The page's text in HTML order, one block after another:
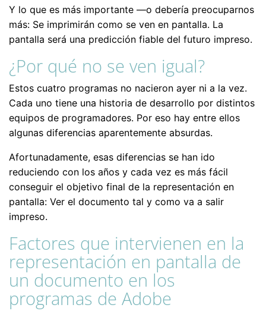
Y lo que es más importante —o debería preocuparnos
más: Se imprimirán como se ven en pantalla. La
pantalla será una predicción fiable del futuro impreso.
¿Por qué no se ven igual?
Estos cuatro programas no nacieron ayer ni a la vez.
Cada uno tiene una historia de desarrollo por distintos
equipos de programadores. Por eso hay entre ellos
algunas diferencias aparentemente absurdas.
Afortunadamente, esas diferencias se han ido
reduciendo con los años y cada vez es más fácil
conseguir el objetivo final de la representación en
pantalla: Ver el documento tal y como va a salir
impreso.
Factores que intervienen en la
representación en pantalla de
un documento en los
programas de Adobe